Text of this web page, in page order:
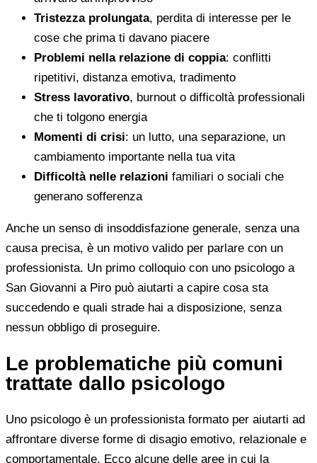
Tristezza prolungata, perdita di interesse per le
cose che prima ti davano piacere
Problemi nella relazione di coppia: conflitti
ripetitivi, distanza emotiva, tradimento
Stress lavorativo, burnout o difficoltà professionali
che ti tolgono energia
Momenti di crisi: un lutto, una separazione, un
cambiamento importante nella tua vita
Difficoltà nelle relazioni familiari o sociali che
generano sofferenza
Anche un senso di insoddisfazione generale, senza una
causa precisa, è un motivo valido per parlare con un
professionista. Un primo colloquio con uno psicologo a
San Giovanni a Piro può aiutarti a capire cosa sta
succedendo e quali strade hai a disposizione, senza
nessun obbligo di proseguire.
Le problematiche più comuni
trattate dallo psicologo
Uno psicologo è un professionista formato per aiutarti ad
affrontare diverse forme di disagio emotivo, relazionale e
comportamentale. Ecco alcune delle aree in cui la